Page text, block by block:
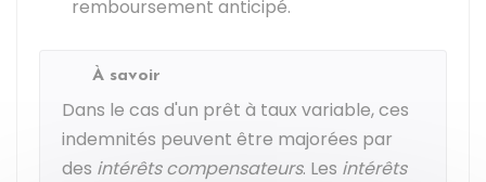
remboursement anticipé.
À savoir
Dans le cas d'un prêt à taux variable, ces
indemnités peuvent être majorées par
des intérêts compensateurs. Les intérêts